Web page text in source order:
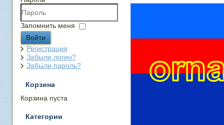
Запомнить меня
Войти
Регистрация
Забыли логин?
Забыли пароль?
Корзина
Корзина пуста
Категории